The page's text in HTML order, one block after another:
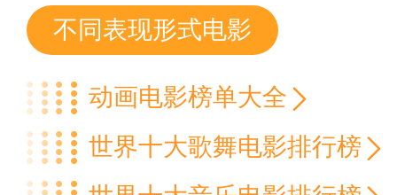
不同表现形式电影
动画电影榜单大全
世界十大歌舞电影排行榜